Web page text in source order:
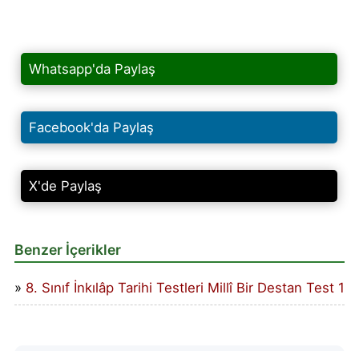
Whatsapp'da Paylaş
Facebook'da Paylaş
X'de Paylaş
Benzer İçerikler
8. Sınıf İnkılâp Tarihi Testleri Millî Bir Destan Test 1